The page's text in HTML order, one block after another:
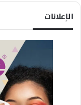
الإعلانات